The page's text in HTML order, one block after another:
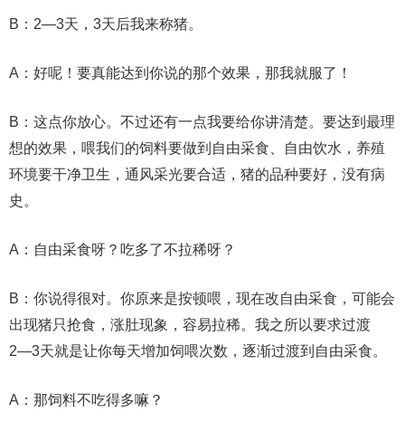
B：2―3天，3天后我来称猪。
A：好呢！要真能达到你说的那个效果，那我就服了！
B：这点你放心。不过还有一点我要给你讲清楚。要达到最理
想的效果，喂我们的饲料要做到自由采食、自由饮水，养殖
环境要干净卫生，通风采光要合适，猪的品种要好，没有病
史。
A：自由采食呀？吃多了不拉稀呀？
B：你说得很对。你原来是按顿喂，现在改自由采食，可能会
出现猪只抢食，涨肚现象，容易拉稀。我之所以要求过渡
2―3天就是让你每天增加饲喂次数，逐渐过渡到自由采食。
A：那饲料不吃得多嘛？